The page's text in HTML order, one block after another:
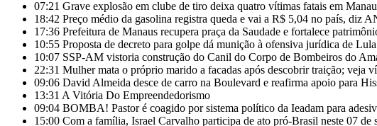
07:21 Grave explosão em clube de tiro deixa quatro vítimas fatais em
18:42 Preço médio da gasolina registra queda e vai a R$ 5,04 no país, diz
17:36 Prefeitura de Manaus recupera praça da Saudade e fortalece
10:55 Proposta de decreto para golpe dá munição à ofensiva jurídica de
10:07 SSP-AM vistoria construção do Canil do Corpo de Bombeiros do
22:31 Mulher mata o próprio marido a facadas após descobrir traição; veja
09:06 David Almeida desce de carro na Boulevard e reafirma apoio para
13:31 A Vitória Do Empreendedorismo
09:04 BOMBA! Pastor é coagido por sistema político da Ieadam para
15:00 Com a família, Israel Carvalho participa de ato pró-Brasil neste 07 de